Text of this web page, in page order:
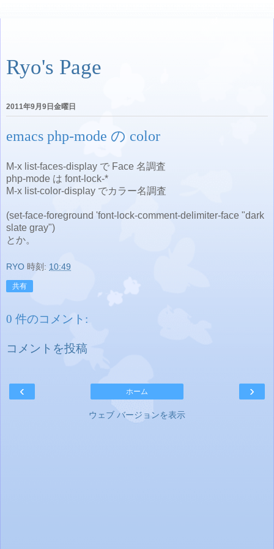
Ryo's Page
2011年9月9日金曜日
emacs php-mode の color
M-x list-faces-display で Face 名調査
php-mode は font-lock-*
M-x list-color-display でカラー名調査
(set-face-foreground 'font-lock-comment-delimiter-face "dark
slate gray")
とか。
RYO 時刻: 10:49
共有
0 件のコメント:
コメントを投稿
‹ ›
ホーム
ウェブ バージョンを表示